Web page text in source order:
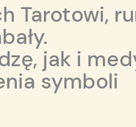
Tarotowi,
jak i
symboli